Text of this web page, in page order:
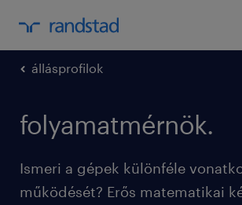
állásprofilok
folyamatmérnök.
Ismeri a gépek különféle
működését? Erős matematikai